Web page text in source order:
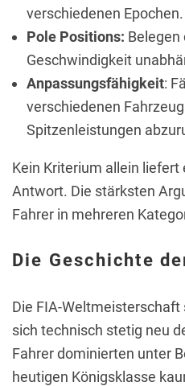
verschiedenen Epochen.
Pole Positions: Belegen
Geschwindigkeit
Anpassungsfähigkeit:
verschiedenen
Spitzenleistungen
Kein Kriterium allein liefert
Antwort. Die stärksten
Fahrer in mehreren
Die Geschichte
Die FIA-
sich technisch stetig neu
Fahrer dominierten unter
heutigen Königsklasse